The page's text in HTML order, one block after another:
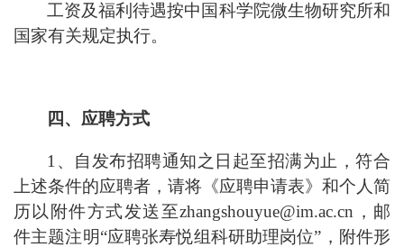
工资及福利待遇按中国科学院微生物研究所和
国家有关规定执行。
四 、应聘方式
1、自发布招聘通知之日起至招满为止，符合
上述条件的应聘者，请将《应聘申请表》和个人简
历以附件方式发送至zhangshouyue@im.ac.cn，邮
件主题注明“应聘张寿悦组科研助理岗位”，附件形